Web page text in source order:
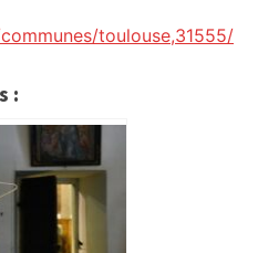
toulouse,31555/
: